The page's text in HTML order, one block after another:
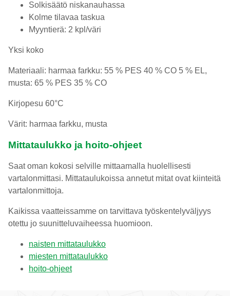
Solkisäätö niskanauhassa
Kolme tilavaa taskua
Myyntierä: 2 kpl/väri
Yksi koko
Materiaali: harmaa farkku: 55 % PES 40 % CO 5 % EL,
musta: 65 % PES 35 % CO
Kirjopesu 60°C
Värit: harmaa farkku, musta
Mittataulukko ja hoito-ohjeet
Saat oman kokosi selville mittaamalla huolellisesti
vartalonmittasi. Mittataulukoissa annetut mitat ovat kiinteitä
vartalonmittoja.
Kaikissa vaatteissamme on tarvittava työskentelyväljyys
otettu jo suunitteluvaiheessa huomioon.
naisten mittataulukko
miesten mittataulukko
hoito-ohjeet